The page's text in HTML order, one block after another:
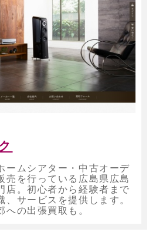
ームシアター・中古オーデ
売を行っている広島県広島
店。初心者から経験者まで
、サービスを提供します。
への出張買取も。